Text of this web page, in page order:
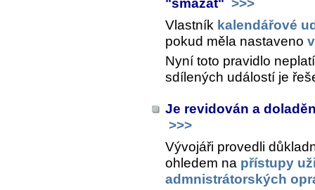
Vlastník kalendářové
pokud měla nastaveno
Nyní toto pravidlo
sdílených událostí je
Je revidován a
>>>
Vývojáři provedli
ohledem na přístupy
admnistrátorských